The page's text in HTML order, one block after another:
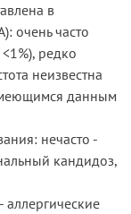
в
очень часто
редко
неизвестна
данным
нечасто -
кандидоз,